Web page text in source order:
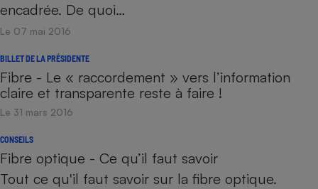
encadrée. De quoi…
Le 07 mai 2016
BILLET DE LA PRÉSIDENTE
Fibre - Le « raccordement » vers l’information
claire et transparente reste à faire !
Le 31 mars 2016
CONSEILS
Fibre optique - Ce qu’il faut savoir
Tout ce qu'il faut savoir sur la fibre optique.